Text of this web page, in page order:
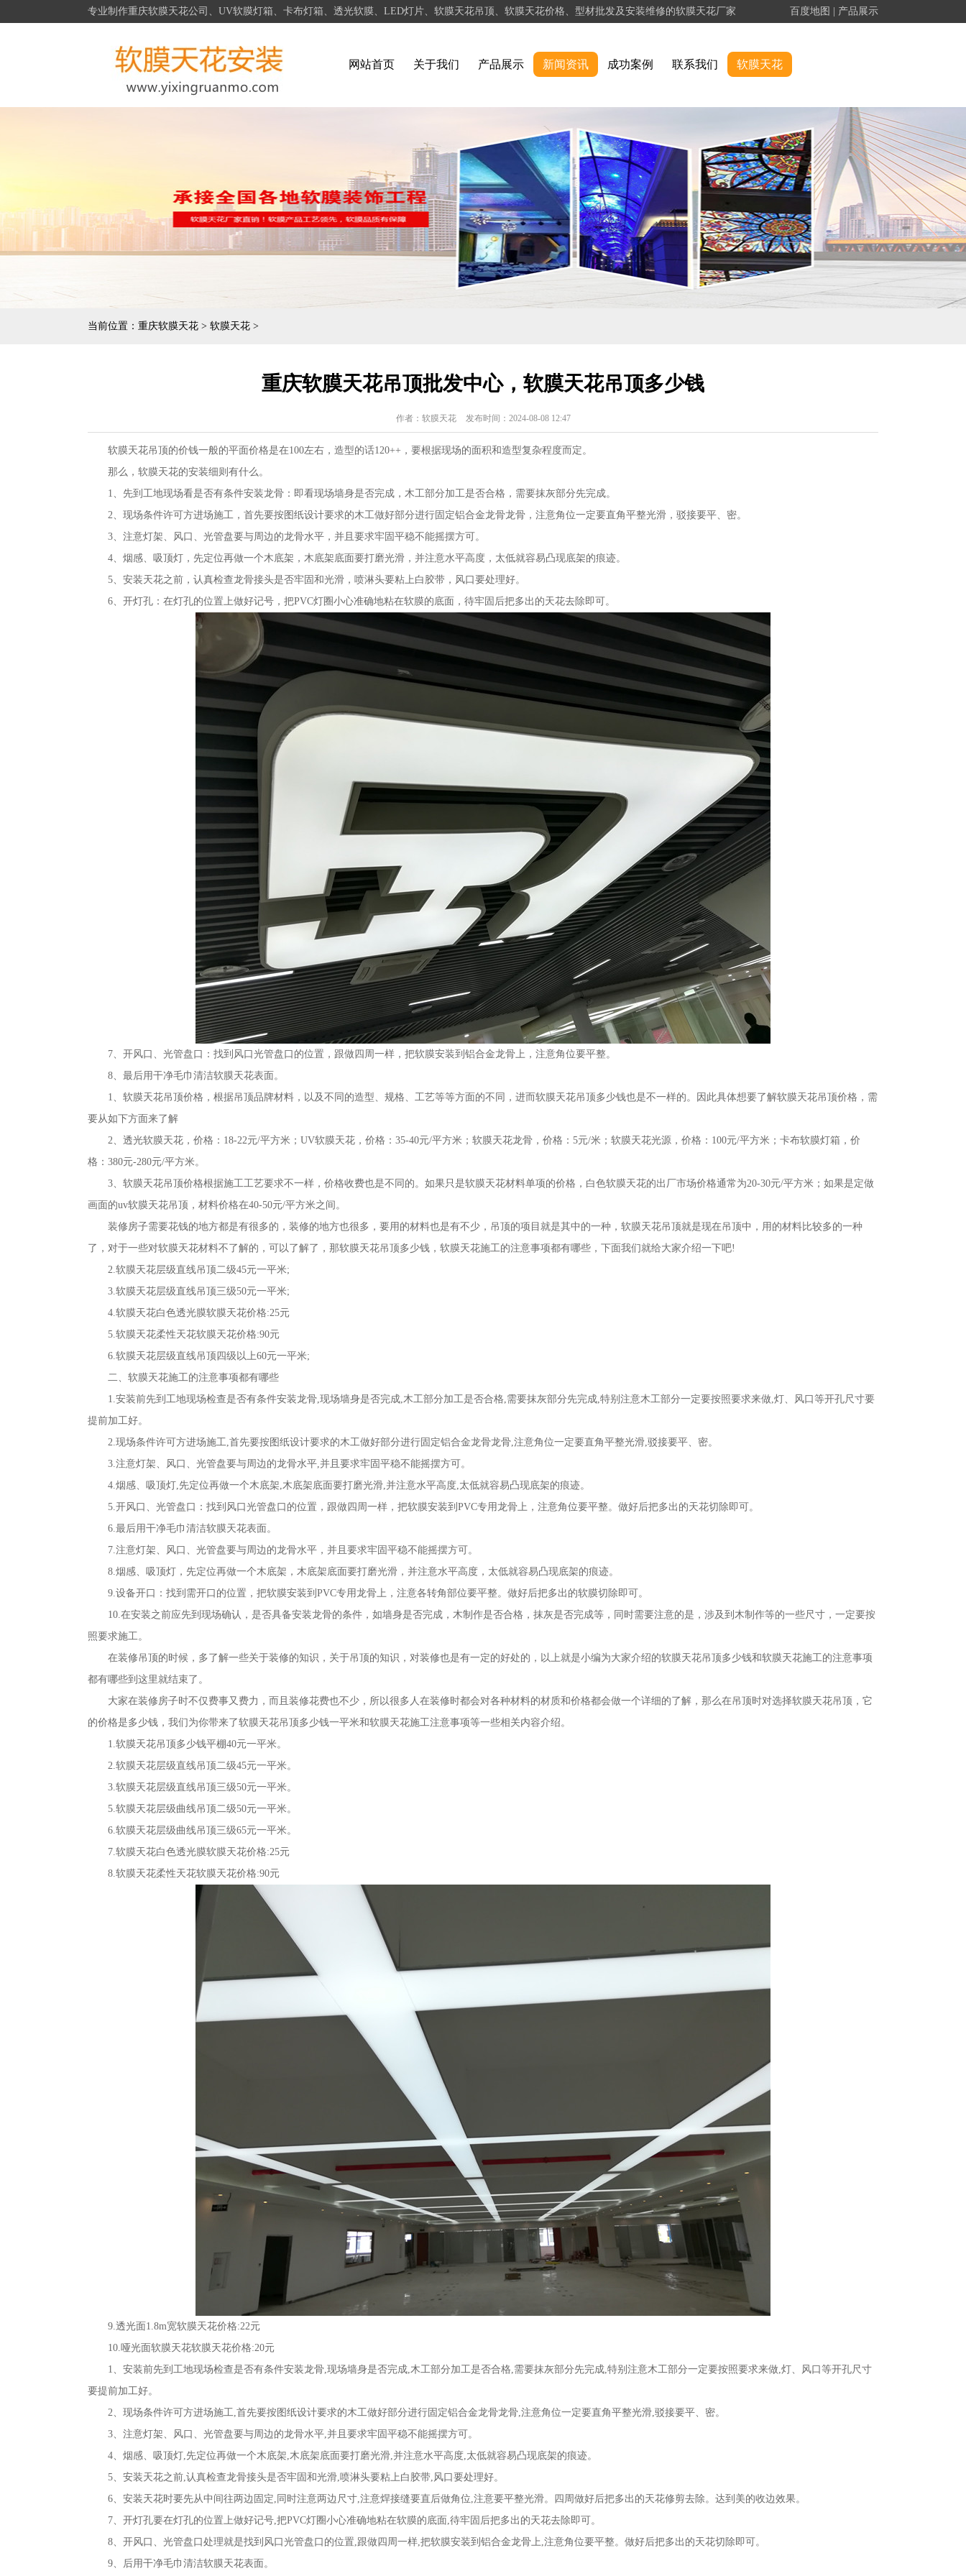
专业制作重庆软膜天花公司、UV软膜灯箱、卡布灯箱、透光软膜、LED灯片、软膜天花吊顶、软膜天花价格、型材批发及安装维修的软膜天花厂家 百度地图 产品展示
网站首页 关于我们 产品展示 新闻资讯 成功案例 联系我们 软膜天花
当前位置： 重庆软膜天花 > 软膜天花 >
重庆软膜天花吊顶批发中心，软膜天花吊顶多少钱
作者：软膜天花 发布时间：2024-08-08 12:47
软膜天花吊顶的价钱一般的平面价格是在100左右，造型的话120++，要根据现场的面积和造型复杂程度而定。
那么，软膜天花的安装细则有什么。
1、先到工地现场看是否有条件安装龙骨：即看现场墙身是否完成，木工部分加工是否合格，需要抹灰部分先完成。
2、现场条件许可方进场施工，首先要按图纸设计要求的木工做好部分进行固定铝合金龙骨龙骨，注意角位一定要直角平整光滑，驳接要平、密。
3、注意灯架、风口、光管盘要与周边的龙骨水平，并且要求牢固平稳不能摇摆方可。
4、烟感、吸顶灯，先定位再做一个木底架，木底架底面要打磨光滑，并注意水平高度，太低就容易凸现底架的痕迹。
5、安装天花之前，认真检查龙骨接头是否牢固和光滑，喷淋头要粘上白胶带，风口要处理好。
6、开灯孔：在灯孔的位置上做好记号，把PVC灯圈小心准确地粘在软膜的底面，待牢固后把多出的天花去除即可。
7、开风口、光管盘口：找到风口光管盘口的位置，跟做四周一样，把软膜安装到铝合金龙骨上，注意角位要平整。
8、最后用干净毛巾清洁软膜天花表面。
1、软膜天花吊顶价格，根据吊顶品牌材料，以及不同的造型、规格、工艺等等方面的不同，进而软膜天花吊顶多少钱也是不一样的。因此具体想要了解软膜天花吊顶价格，需
要从如下方面来了解
2、透光软膜天花，价格：18-22元/平方米；UV软膜天花，价格：35-40元/平方米；软膜天花龙骨，价格：5元/米；软膜天花光源，价格：100元/平方米；卡布软膜灯箱，价
格：380元-280元/平方米。
3、软膜天花吊顶价格根据施工工艺要求不一样，价格收费也是不同的。如果只是软膜天花材料单项的价格，白色软膜天花的出厂市场价格通常为20-30元/平方米；如果是定做
画面的uv软膜天花吊顶，材料价格在40-50元/平方米之间。
装修房子需要花钱的地方都是有很多的，装修的地方也很多，要用的材料也是有不少，吊顶的项目就是其中的一种，软膜天花吊顶就是现在吊顶中，用的材料比较多的一种
了，对于一些对软膜天花材料不了解的，可以了解了，那软膜天花吊顶多少钱，软膜天花施工的注意事项都有哪些，下面我们就给大家介绍一下吧!
2.软膜天花层级直线吊顶二级45元一平米;
3.软膜天花层级直线吊顶三级50元一平米;
4.软膜天花白色透光膜软膜天花价格:25元
5.软膜天花柔性天花软膜天花价格:90元
6.软膜天花层级直线吊顶四级以上60元一平米;
二、软膜天花施工的注意事项都有哪些
1.安装前先到工地现场检查是否有条件安装龙骨,现场墙身是否完成,木工部分加工是否合格,需要抹灰部分先完成,特别注意木工部分一定要按照要求来做,灯、风口等开孔尺寸要
提前加工好。
2.现场条件许可方进场施工,首先要按图纸设计要求的木工做好部分进行固定铝合金龙骨龙骨,注意角位一定要直角平整光滑,驳接要平、密。
3.注意灯架、风口、光管盘要与周边的龙骨水平,并且要求牢固平稳不能摇摆方可。
4.烟感、吸顶灯,先定位再做一个木底架,木底架底面要打磨光滑,并注意水平高度,太低就容易凸现底架的痕迹。
5.开风口、光管盘口：找到风口光管盘口的位置，跟做四周一样，把软膜安装到PVC专用龙骨上，注意角位要平整。做好后把多出的天花切除即可。
6.最后用干净毛巾清洁软膜天花表面。
7.注意灯架、风口、光管盘要与周边的龙骨水平，并且要求牢固平稳不能摇摆方可。
8.烟感、吸顶灯，先定位再做一个木底架，木底架底面要打磨光滑，并注意水平高度，太低就容易凸现底架的痕迹。
9.设备开口：找到需开口的位置，把软膜安装到PVC专用龙骨上，注意各转角部位要平整。做好后把多出的软膜切除即可。
10.在安装之前应先到现场确认，是否具备安装龙骨的条件，如墙身是否完成，木制作是否合格，抹灰是否完成等，同时需要注意的是，涉及到木制作等的一些尺寸，一定要按
照要求施工。
在装修吊顶的时候，多了解一些关于装修的知识，关于吊顶的知识，对装修也是有一定的好处的，以上就是小编为大家介绍的软膜天花吊顶多少钱和软膜天花施工的注意事项
都有哪些到这里就结束了。
大家在装修房子时不仅费事又费力，而且装修花费也不少，所以很多人在装修时都会对各种材料的材质和价格都会做一个详细的了解，那么在吊顶时对选择软膜天花吊顶，它
的价格是多少钱，我们为你带来了软膜天花吊顶多少钱一平米和软膜天花施工注意事项等一些相关内容介绍。
1.软膜天花吊顶多少钱平棚40元一平米。
2.软膜天花层级直线吊顶二级45元一平米。
3.软膜天花层级直线吊顶三级50元一平米。
5.软膜天花层级曲线吊顶二级50元一平米。
6.软膜天花层级曲线吊顶三级65元一平米。
7.软膜天花白色透光膜软膜天花价格:25元
8.软膜天花柔性天花软膜天花价格:90元
9.透光面1.8m宽软膜天花价格:22元
10.哑光面软膜天花软膜天花价格:20元
1、安装前先到工地现场检查是否有条件安装龙骨,现场墙身是否完成,木工部分加工是否合格,需要抹灰部分先完成,特别注意木工部分一定要按照要求来做,灯、风口等开孔尺寸
要提前加工好。
2、现场条件许可方进场施工,首先要按图纸设计要求的木工做好部分进行固定铝合金龙骨龙骨,注意角位一定要直角平整光滑,驳接要平、密。
3、注意灯架、风口、光管盘要与周边的龙骨水平,并且要求牢固平稳不能摇摆方可。
4、烟感、吸顶灯,先定位再做一个木底架,木底架底面要打磨光滑,并注意水平高度,太低就容易凸现底架的痕迹。
5、安装天花之前,认真检查龙骨接头是否牢固和光滑,喷淋头要粘上白胶带,风口要处理好。
6、安装天花时要先从中间往两边固定,同时注意两边尺寸,注意焊接缝要直后做角位,注意要平整光滑。四周做好后把多出的天花修剪去除。达到美的收边效果。
7、开灯孔要在灯孔的位置上做好记号,把PVC灯圈小心准确地粘在软膜的底面,待牢固后把多出的天花去除即可。
8、开风口、光管盘口处理就是找到风口光管盘口的位置,跟做四周一样,把软膜安装到铝合金龙骨上,注意角位要平整。做好后把多出的天花切除即可。
9、后用干净毛巾清洁软膜天花表面。